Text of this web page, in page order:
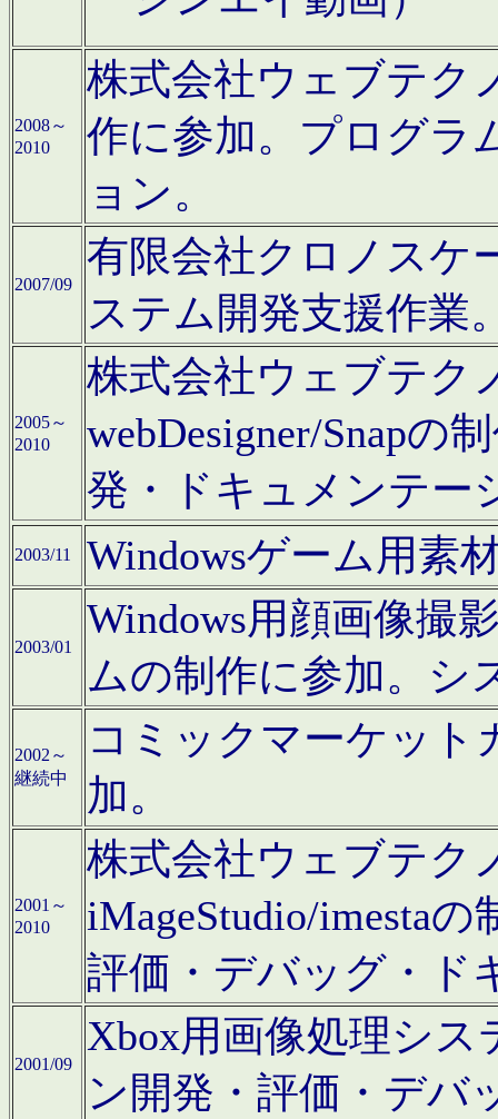
2008～
2010
株式会社ウェブテク
作に参加。プログラ
ョン。
2007/09
有限会社クロノスケ
ステム開発支援作業
2005～
2010
株式会社ウェブテク
webDesigner/Snapの
発・ドキュメンテー
2003/11 Windowsゲーム用素
2003/01
Windows用顔画像撮
ムの制作に参加。シ
2002～
継続中
コミックマーケット
加。
2001～
2010
株式会社ウェブテク
iMageStudio/imesta
評価・デバッグ・ド
2001/09
Xbox用画像処理シ
ン開発・評価・デバ